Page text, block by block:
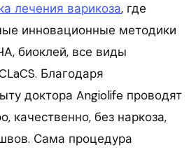
лечения варикоза, где
инновационные методики
биоклей, все виды
Благодаря
доктора Angiolife проводят
качественно, без наркоза,
Сама процедура